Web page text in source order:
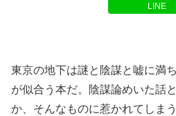
LINE
東京の地下は謎と陰謀と嘘に満
が似合う本だ。陰謀論めいた話
か、そんなものに惹かれてしま